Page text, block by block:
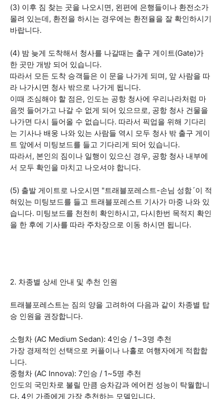
(3) 이후 짐 찾는 곳을 나오시면, 왼편에 은행들이나 환전소가
몰려 있는데, 환전을 하시는 경우에는 환전율을 잘 확인하시기
바랍니다.
(4) 밤 늦게 도착해서 청사를 나갈때는 출구 게이트(Gate)가
한 곳만 개방 되어 있습니다.
따라서 모든 도착 승객들은 이 문을 나가게 되며, 앞 사람을 따
라 나가시면 청사 밖으로 나가게 됩니다.
이때 조심해야 할 점은, 인도는 공항 청사에 우리나라처럼 마
음껏 들어가고 나갈 수 없게 되어 있으므로, 공항 청사 건물을
나가면 다시 들어올 수 없습니다. 따라서 픽업을 위해 기다리
는 기사나 배웅 나와 있는 사람들 역시 모두 청사 밖 출구 게이
트 앞에서 미팅보드를 들고 기다리게 되어 있습니다.
따라서, 본인의 짐이나 일행이 있으신 경우, 공항 청사 내부에
서 모두 확인을 마치고 나오셔야 합니다.
(5) 출발 게이트로 나오시면 "트래블포레스트-손님 성함´이 적
혀있는 미팅보드를 들고 트래블포레스트 기사가 마중 나와 있
습니다. 미팅보드를 천천히 확인하시고, 다시한번 목적지 확인
을 한 후에 기사를 따라 주차장으로 이동 하시면 됩니다.
2. 차종별 상세 안내 및 추천 인원
트래블포레스트는 짐의 양을 고려하여 다음과 같이 차종별 탑
승 인원을 권장합니다.
소형차 (AC Medium Sedan): 4인승 / 1~3명 추천
가장 경제적인 선택으로 커플이나 나홀로 여행자에게 적합합
니다.
중형차 (AC Innova): 7인승 / 1~5명 추천
인도의 국민차로 불릴 만큼 승차감과 에어컨 성능이 탁월합니
다. 4인 가족에게 가장 추천하는 모델입니다.